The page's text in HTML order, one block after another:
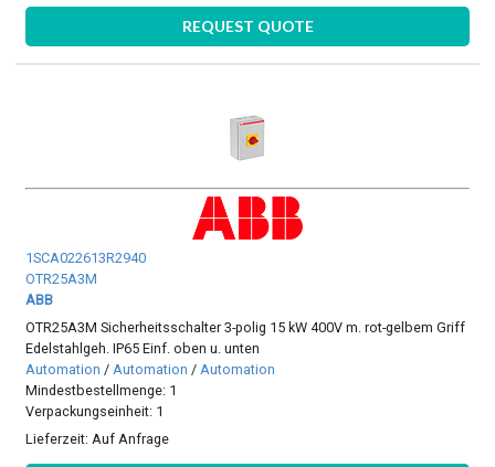
REQUEST QUOTE
1SCA022613R2940
OTR25A3M
ABB
OTR25A3M Sicherheitsschalter 3-polig 15 kW 400V m. rot-gelbem Griff
Edelstahlgeh. IP65 Einf. oben u. unten
Automation / Automation / Automation
Mindestbestellmenge: 1
Verpackungseinheit: 1
Lieferzeit:Auf Anfrage